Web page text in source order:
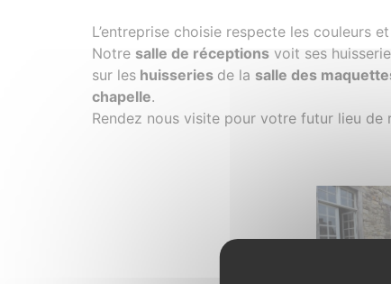
L’entreprise choisie respecte les couleurs
Notre salle de réceptions voit ses
sur les huisseries de la salle des
chapelle.
Rendez nous visite pour votre futur lieu de